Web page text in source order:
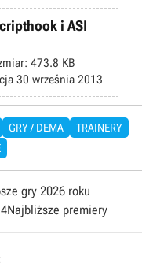
i ASI
473.8 KB
30 września 2013
GRY / DEMA
TRAINERY
gry 2026 roku
Najbliższe premiery